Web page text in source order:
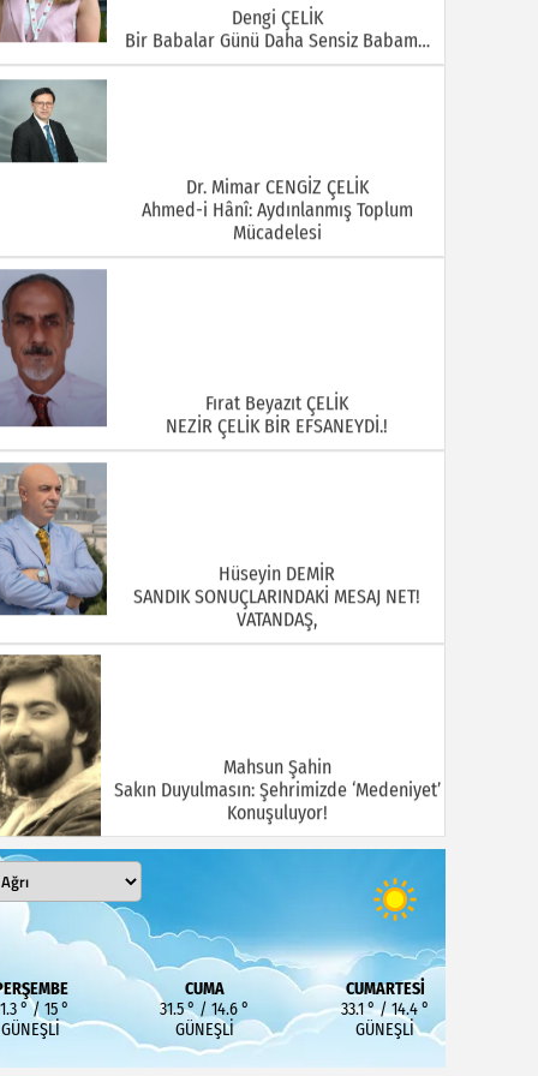
Dengi ÇELİK
Bir Babalar Günü Daha Sensiz Babam…
Dr. Mimar CENGİZ ÇELİK
Ahmed-i Hânî: Aydınlanmış Toplum
Mücadelesi
Fırat Beyazıt ÇELİK
NEZİR ÇELİK BİR EFSANEYDİ.!
Hüseyin DEMİR
SANDIK SONUÇLARINDAKİ MESAJ NET!
VATANDAŞ,
Mahsun Şahin
Sakın Duyulmasın: Şehrimizde ‘Medeniyet’
Konuşuluyor!
MEHMET KOÇ
En Pahalı Fatura Hangisi?
° / 15 °
GÜNEŞLI
CUMA
31.5 ° / 14.6 °
GÜNEŞLI
CUMARTESI
33.1 ° / 14.4 °
GÜNEŞLI